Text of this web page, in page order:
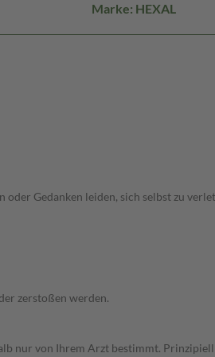
Marke: HEXAL
Gedanken leiden, sich selbst zu
zerstoßen werden.
nur von Ihrem Arzt bestimmt.